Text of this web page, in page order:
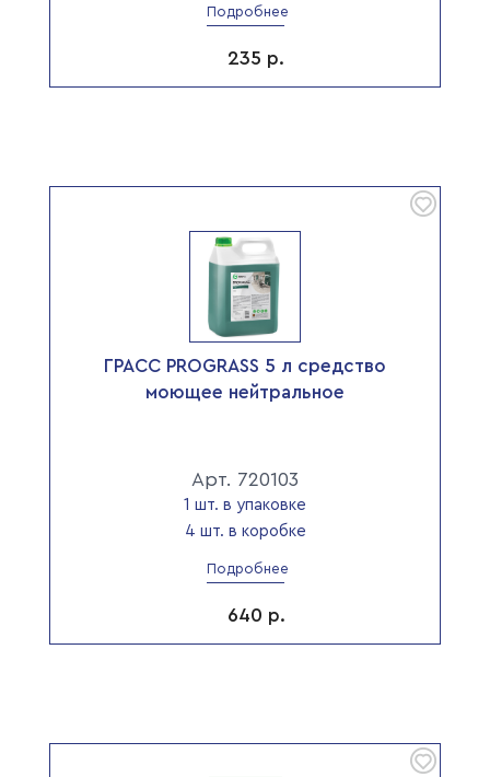
Подробнее
235 р.
ГРАСС PROGRASS 5 л средство
моющее нейтральное
Арт. 720103
1 шт. в упаковке
4 шт. в коробке
Подробнее
640 р.